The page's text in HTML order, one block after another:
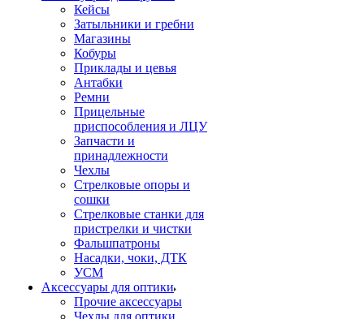
Кейсы
Затыльники и гребни
Магазины
Кобуры
Приклады и цевья
Антабки
Ремни
Прицельные
приспособления и ЛЦУ
Запчасти и
принадлежности
Чехлы
Стрелковые опоры и
сошки
Стрелковые станки для
пристрелки и чистки
Фальшпатроны
Насадки, чоки, ДТК
УСМ
Аксессуары для оптики
Прочие аксессуары
Чехлы для оптики